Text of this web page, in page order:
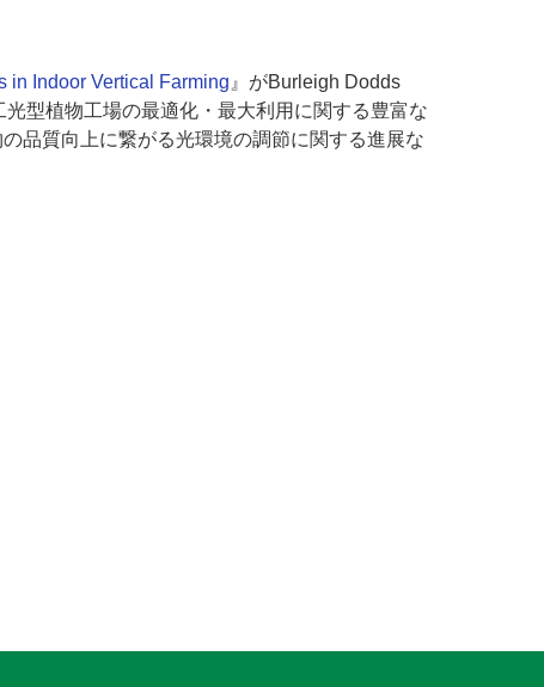
in Indoor Vertical Farming 』がBurleigh Dodds
型植物工場の最適化・最大利用に関する豊富な
品質向上に繋がる光環境の調節に関する進展な